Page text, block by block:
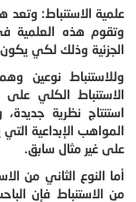
علمية الاستنباط: وتعد
وتقوم هذه العلمية
الجزئية وذلك لكي يكون
وللاستنباط نوعين
الاستنباط الكلي
استنتاج نظرية
المواهب الإبداعية
على غير مثال سابق.
أما النوع الثاني من
من الاستنباط فإن